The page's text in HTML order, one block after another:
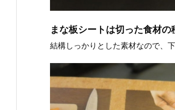
まな板シートは切った食材の
結構しっかりとした素材なので、